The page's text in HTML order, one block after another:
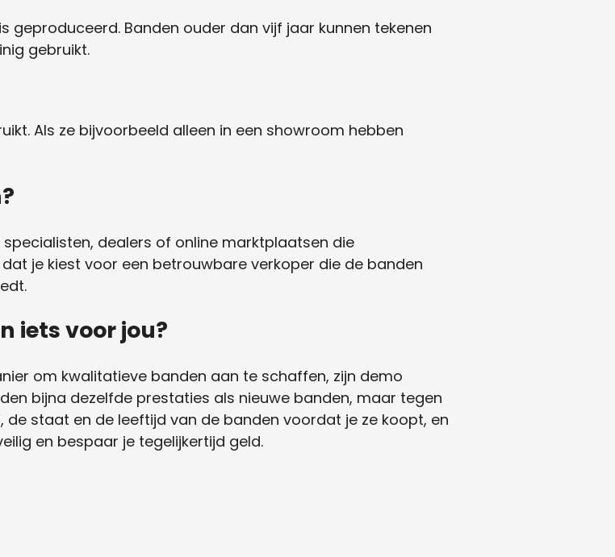
geproduceerd. Banden ouder dan vijf jaar kunnen tekenen
gebruikt.
Als ze bijvoorbeeld alleen in een showroom hebben
dealers of online marktplaatsen die
je kiest voor een betrouwbare verkoper die de banden
iets voor jou?
om kwalitatieve banden aan te schaffen, zijn demo
bijna dezelfde prestaties als nieuwe banden, maar tegen
staat en de leeftijd van de banden voordat je ze koopt, en
en bespaar je tegelijkertijd geld.